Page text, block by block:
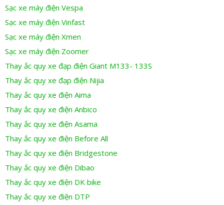
Sạc xe máy điện Vespa
Sạc xe máy điện Vinfast
Sạc xe máy điện Xmen
Sạc xe máy điện Zoomer
Thay ắc quy xe đạp điện Giant M133- 133S
Thay ắc quy xe đạp điện Nijia
Thay ắc quy xe điện Aima
Thay ắc quy xe điện Anbico
Thay ắc quy xe điện Asama
Thay ắc quy xe điện Before All
Thay ắc quy xe điện Bridgestone
Thay ắc quy xe điện Dibao
Thay ắc quy xe điện DK bike
Thay ắc quy xe điện DTP